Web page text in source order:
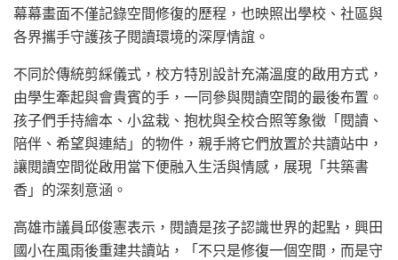
幕幕畫面不僅記錄空間修復的歷程，也映照出學校、社區與
各界攜手守護孩子閱讀環境的深厚情誼。
不同於傳統剪綵儀式，校方特別設計充滿溫度的啟用方式，
由學生牽起與會貴賓的手，一同參與閱讀空間的最後布置。
孩子們手持繪本、小盆栽、抱枕與全校合照等象徵「閱讀、
陪伴、希望與連結」的物件，親手將它們放置於共讀站中，
讓閱讀空間從啟用當下便融入生活與情感，展現「共築書
香」的深刻意涵。
高雄市議員邱俊憲表示，閱讀是孩子認識世界的起點，興田
國小在風雨後重建共讀站，「不只是修復一個空間，而是守